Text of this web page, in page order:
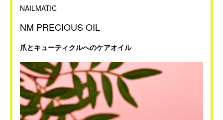
NAILMATIC
NM PRECIOUS OIL
爪とキューティクルへのケアオイル